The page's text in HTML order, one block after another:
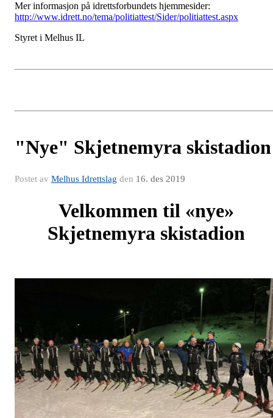
Mer informasjon på idrettsforbundets hjemmesider:
http://www.idrett.no/tema/politiattest/Sider/politiattest.aspx
Styret i Melhus IL
"Nye" Skjetnemyra skistadion
Postet av Melhus Idrettslag den 16. des 2019
Velkommen til «nye»
Skjetnemyra skistadion